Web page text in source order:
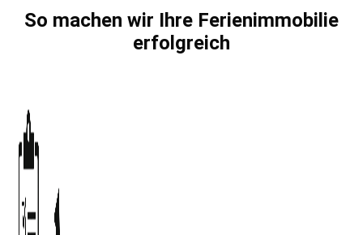
So machen wir Ihre Ferienimmobilie
erfolgreich